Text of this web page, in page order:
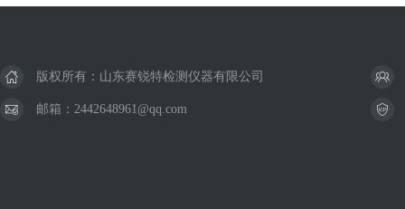
版权所有：山东赛锐特检测仪器有限公司
邮箱：2442648961@qq.com